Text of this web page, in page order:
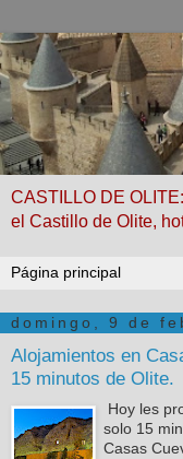
CASTILLO DE
el Castillo de Olite,
domingo, 9 de
Alojamientos en
15 minutos de Olite.
Hoy les
solo 15
Casas